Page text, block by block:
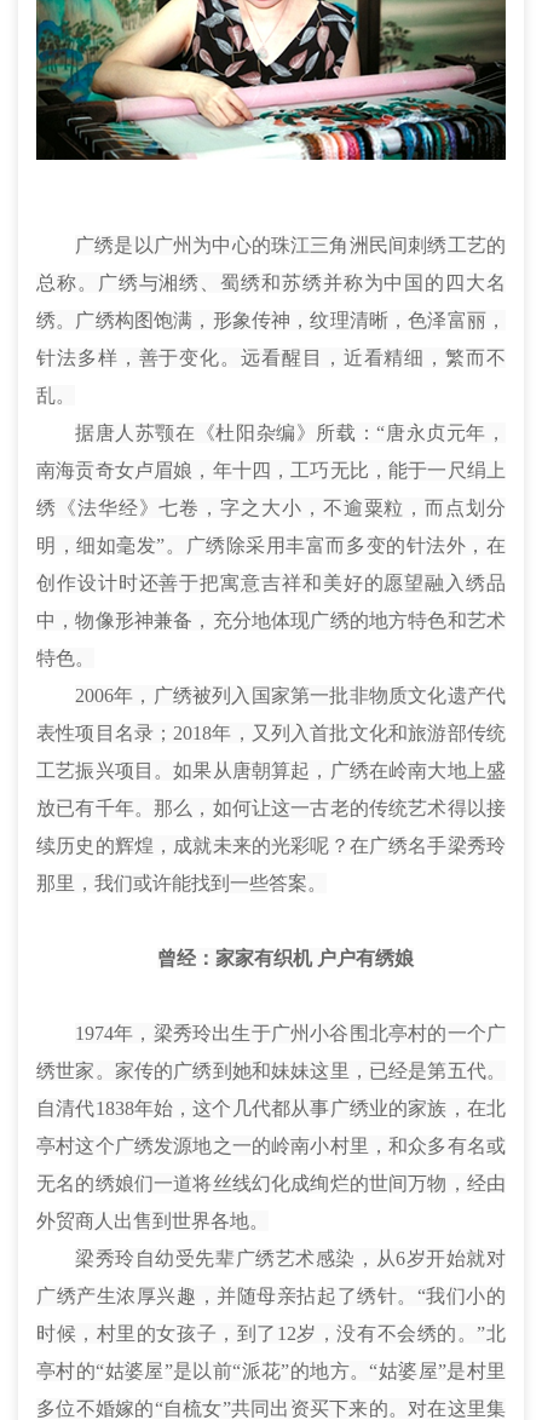
广绣是以广州为中心的珠江三角洲民间刺绣工艺的
总称。广绣与湘绣、蜀绣和苏绣并称为中国的四大名
绣。广绣构图饱满，形象传神，纹理清晰，色泽富丽，
针法多样，善于变化。远看醒目，近看精细，繁而不
乱。
据唐人苏颚在《杜阳杂编》所载：“唐永贞元年，
南海贡奇女卢眉娘，年十四，工巧无比，能于一尺绢上
绣《法华经》七卷，字之大小，不逾粟粒，而点划分
明，细如毫发”。广绣除采用丰富而多变的针法外，在
创作设计时还善于把寓意吉祥和美好的愿望融入绣品
中，物像形神兼备，充分地体现广绣的地方特色和艺术
特色。
2006年，广绣被列入国家第一批非物质文化遗产代
表性项目名录；2018年，又列入首批文化和旅游部传统
工艺振兴项目。如果从唐朝算起，广绣在岭南大地上盛
放已有千年。那么，如何让这一古老的传统艺术得以接
续历史的辉煌，成就未来的光彩呢？在广绣名手梁秀玲
那里，我们或许能找到一些答案。
曾经 ： 家家有织机 户户有绣娘
1974年，梁秀玲出生于广州小谷 围北亭村的一个广
绣世家。家传的广绣到她和妹妹这里，已经是第五代。
自清代1838年始，这个几代都从事广绣业的家族，在北
亭村这个广绣发源地之一的岭南小村里，和众多有名或
无名的绣娘们一道将丝线幻化成绚烂的世间万物，经由
外贸商人出售到世界各地。
梁秀玲自幼受先辈广绣艺术感染，从6岁开始就对
广绣产生浓厚兴趣，并随母亲拈起了绣针。“我们小的
时候，村里的女孩子，到了12岁，没有不会绣的。”北
亭村的“姑婆屋”是以前“派花”的地方。“姑婆屋”是村里
多位不婚嫁的“自梳女”共同出资买下来的。对在这里集